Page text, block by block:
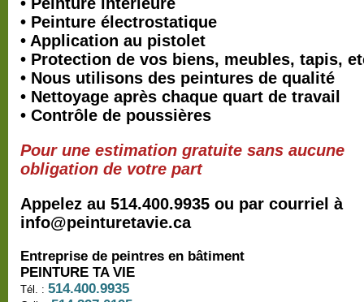
• Peinture électrostatique
• Application au pistolet
• Protection de vos biens, meubles, tapis,
• Nous utilisons des peintures de qualité
• Nettoyage après chaque quart de travail
• Contrôle de poussières
Pour une estimation gratuite sans aucune
obligation de votre part
Appelez au 514.400.9935 ou par courriel à
info@peinturetavie.ca
Entreprise de peintres en bâtiment
PEINTURE TA VIE
Tél. : 514.400.9935